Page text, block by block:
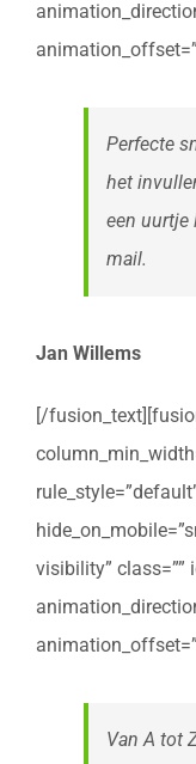
Perfecte
het
een uurtje
mail.
Jan Willems
[/
visibility” class=””
Van A tot